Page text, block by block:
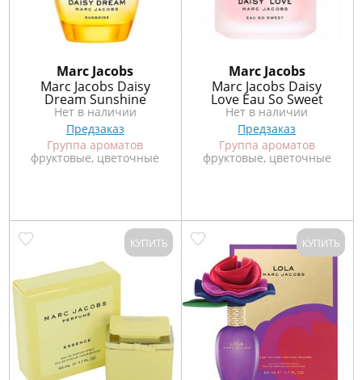
Marс Jacobs
Marc Jacobs Daisy
Dream Sunshine
Нет в наличии
Предзаказ
Группа ароматов
фруктовые, цветочные
Marс Jacobs
Marc Jacobs Daisy
Love Eau So Sweet
Нет в наличии
Предзаказ
Группа ароматов
фруктовые, цветочные
КУПИТЬ КУПИТЬ